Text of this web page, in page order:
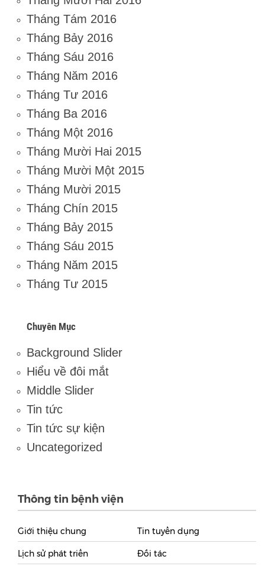
Tháng Tám 2016
Tháng Bảy 2016
Tháng Sáu 2016
Tháng Năm 2016
Tháng Tư 2016
Tháng Ba 2016
Tháng Một 2016
Tháng Mười Hai 2015
Tháng Mười Một 2015
Tháng Mười 2015
Tháng Chín 2015
Tháng Bảy 2015
Tháng Sáu 2015
Tháng Năm 2015
Tháng Tư 2015
Chuyên Mục
Background Slider
Hiểu về đôi mắt
Middle Slider
Tin tức
Tin tức sự kiện
Uncategorized
Thông tin bệnh viện
Giới thiệu chung
Lịch sử phát triển
Tin tuyển dụng
Đối tác